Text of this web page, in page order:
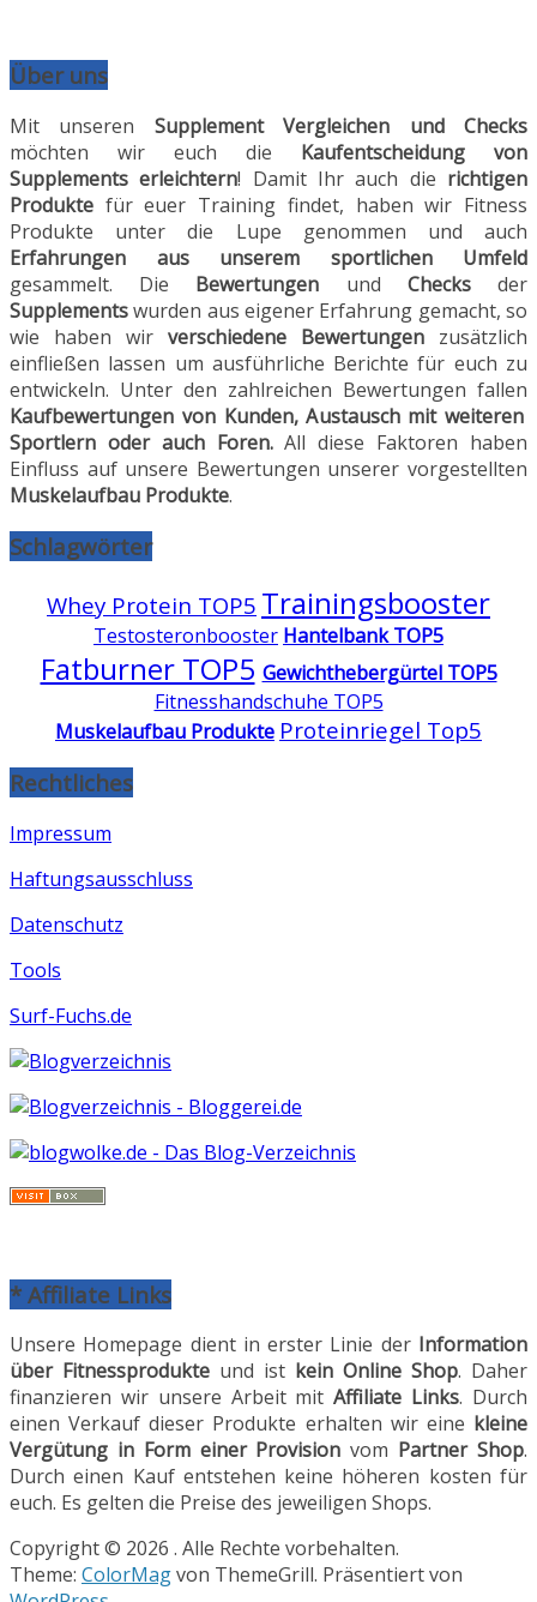
Über uns
Mit unseren Supplement Vergleichen und Checks
möchten wir euch die Kaufentscheidung von
Supplements erleichtern! Damit Ihr auch die richtigen
Produkte für euer Training findet, haben wir Fitness
Produkte unter die Lupe genommen und auch
Erfahrungen aus unserem sportlichen Umfeld
gesammelt. Die Bewertungen und Checksder
Supplementswurden aus eigener Erfahrung gemacht, so
wie haben wir verschiedene Bewertungen zusätzlich
einfließen lassen um ausführliche Berichte für euch zu
entwickeln. Unter den zahlreichen Bewertungen fallen
Kaufbewertungen von Kunden, Austausch mit weiteren
Sportlern oder auch Foren.All diese Faktoren haben
Einfluss auf unsere Bewertungen unserer vorgestellten
Muskelaufbau Produkte.
Schlagwörter
Whey Protein TOP5 Trainingsbooster
Testosteronbooster Hantelbank TOP5
Fatburner TOP5 Gewichthebergürtel TOP5
Fitnesshandschuhe TOP5
Muskelaufbau Produkte Proteinriegel Top5
Rechtliches
Impressum
Haftungsausschluss
Datenschutz
Tools
Surf-Fuchs.de
* Affiliate Links
Unsere Homepage dient in erster Linie der Information
über Fitnessprodukte und ist kein Online Shop. Daher
finanzieren wir unsere Arbeit mitAffiliate Links. Durch
einen Verkauf dieser Produkte erhalten wir eine kleine
Vergütung in Form einer Provision vom Partner Shop.
Durch einen Kauf entstehen keine höheren kosten für
euch. Es gelten die Preise des jeweiligen Shops.
Copyright © 2026 . Alle Rechte vorbehalten.
Theme: ColorMagvon ThemeGrill. Präsentiert von